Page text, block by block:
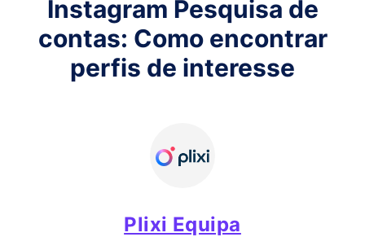
Instagram Pesquisa de
contas: Como encontrar
perfis de interesse
Plixi Equipa